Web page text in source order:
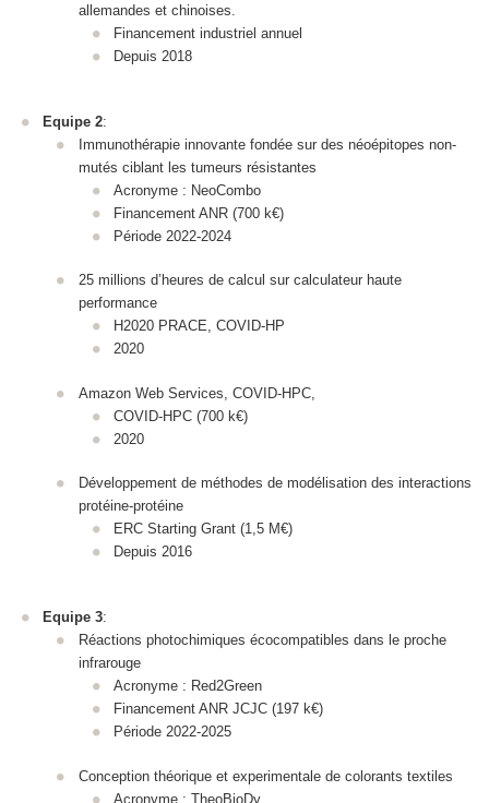
allemandes et chinoises.
Financement industriel annuel
Depuis 2018
Equipe 2:
Immunothérapie innovante fondée sur des néoépitopes non-
mutés ciblant les tumeurs résistantes
Acronyme : NeoCombo
Financement ANR (700 k€)
Période 2022-2024
25 millions d’heures de calcul sur calculateur haute
performance
H2020 PRACE, COVID-HP
2020
Amazon Web Services, COVID-HPC,
COVID-HPC (700 k€)
2020
Développement de méthodes de modélisation des interactions
protéine-protéine
ERC Starting Grant (1,5 M€)
Depuis 2016
Equipe 3:
Réactions photochimiques écocompatibles dans le proche
infrarouge
Acronyme : Red2Green
Financement ANR JCJC (197 k€)
Période 2022-2025
Conception théorique et experimentale de colorants textiles
Acronyme : TheoBioDy